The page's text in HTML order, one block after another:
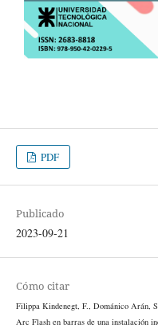
PDF
Publicado
2023-09-21
Cómo citar
Filippa Kindenegt, F., Dománico Arán,
Arc Flash en barras de una instalación